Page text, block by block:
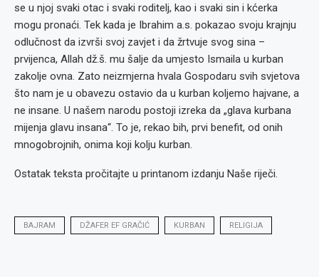
se u njoj svaki otac i svaki roditelj, kao i svaki sin i kćerka
mogu pronaći. Tek kada je Ibrahim a.s. pokazao svoju krajnju
odlučnost da izvrši svoj zavjet i da žrtvuje svog sina –
prvijenca, Allah dž.š. mu šalje da umjesto Ismaila u kurban
zakolje ovna. Zato neizmjerna hvala Gospodaru svih svjetova
što nam je u obavezu ostavio da u kurban koljemo hajvane, a
ne insane. U našem narodu postoji izreka da „glava kurbana
mijenja glavu insana“. To je, rekao bih, prvi benefit, od onih
mnogobrojnih, onima koji kolju kurban.
Ostatak teksta pročitajte u printanom izdanju Naše riječi.
BAJRAM DŽAFER EF GRAČIĆ KURBAN RELIGIJA